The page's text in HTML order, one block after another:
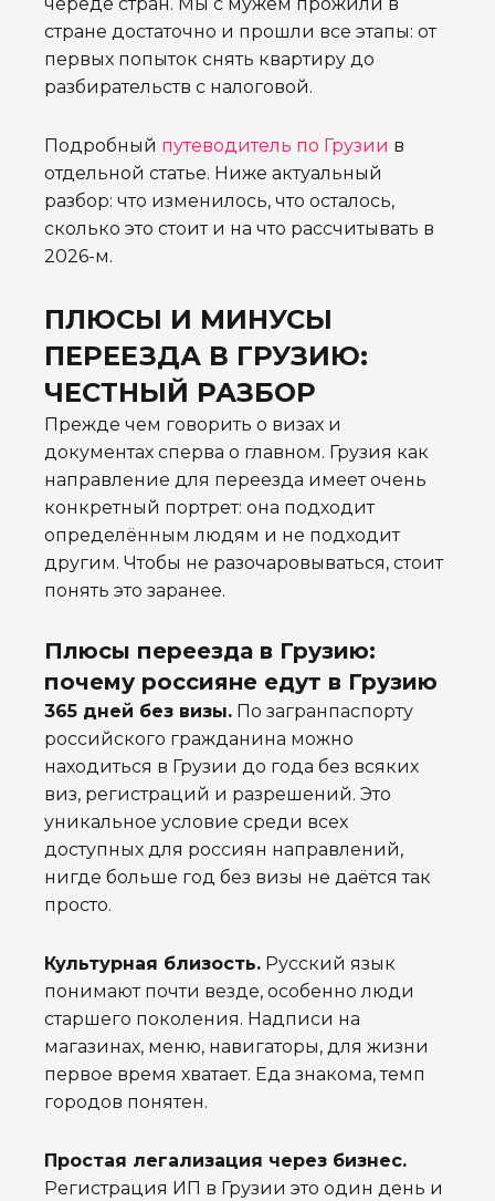
стране достаточно и прошли все этапы: от
первых попыток снять квартиру до
разбирательств с налоговой.
Подробный путеводитель по Грузии в
отдельной статье. Ниже актуальный
разбор: что изменилось, что осталось,
сколько это стоит и на что рассчитывать в
2026-м.
ПЛЮСЫ И МИНУСЫ
ПЕРЕЕЗДА В ГРУЗИЮ:
ЧЕСТНЫЙ РАЗБОР
Прежде чем говорить о визах и
документах сперва о главном. Грузия как
направление для переезда имеет очень
конкретный портрет: она подходит
определённым людям и не подходит
другим. Чтобы не разочаровываться, стоит
понять это заранее.
Плюсы переезда в Грузию:
почему россияне едут в Грузию
365 дней без визы. По загранпаспорту
российского гражданина можно
находиться в Грузии до года без всяких
виз, регистраций и разрешений. Это
уникальное условие среди всех
доступных для россиян направлений,
нигде больше год без визы не даётся так
просто.
Культурная близость. Русский язык
понимают почти везде, особенно люди
старшего поколения. Надписи на
магазинах, меню, навигаторы, для жизни
первое время хватает. Еда знакома, темп
городов понятен.
Простая легализация через бизнес.
Регистрация ИП в Грузии это один день и